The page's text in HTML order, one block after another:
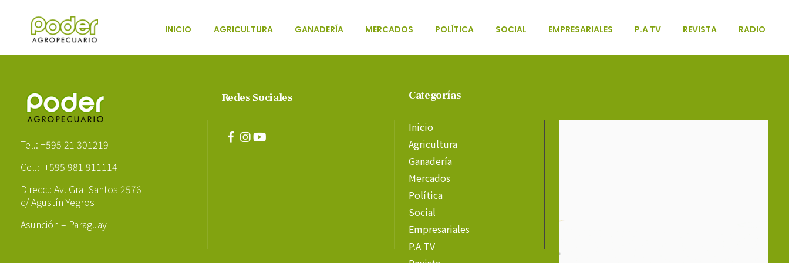
INICIO AGRICULTURA GANADERÍA MERCADOS POLÍTICA SOCIAL EMPRESARIALES P.A TV REVISTA RADIO
Tel.: +595 21 301219
Cel.: +595 981 911114
Direcc.: Av. Gral Santos 2576
c/ Agustín Yegros
Asunción – Paraguay
Redes Sociales Categorías
Inicio
Agricultura
Ganadería
Mercados
Política
Social
Empresariales
P.A TV